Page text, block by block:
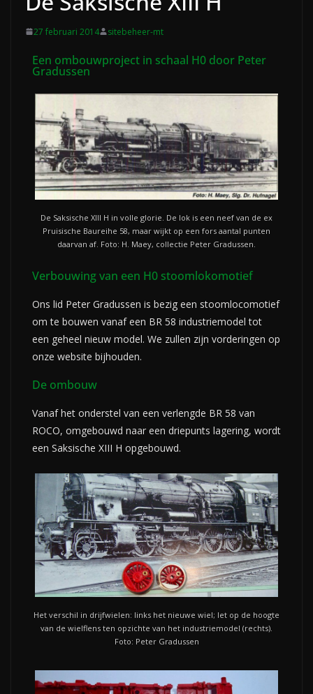
27 februari 2014 sitebeheer-mt
Een ombouwproject in schaal H0 door Peter
Gradussen
De Saksische XIII H in volle glorie. De lok is een neef van de ex
Pruisische Baureihe 58, maar wijkt op een fors aantal punten
daarvan af. Foto: H. Maey, collectie Peter Gradussen.
Verbouwing van een H0 stoomlokomotief
Ons lid Peter Gradussen is bezig een stoomlocomotief
om te bouwen vanaf een BR 58 industriemodel tot
een geheel nieuw model. We zullen zijn vorderingen op
onze website bijhouden.
De ombouw
Vanaf het onderstel van een verlengde BR 58 van
ROCO, omgebouwd naar een driepunts lagering, wordt
een Saksische XIII H opgebouwd.
Het verschil in drijfwielen: links het nieuwe wiel; let op de hoogte
van de wielflens ten opzichte van het industriemodel (rechts).
Foto: Peter Gradussen